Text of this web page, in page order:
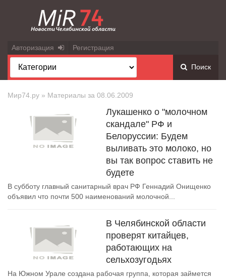
Авторизация Регистрация
Поиск
Мир74.ру » Материалы за 08.06.2009
Лукашенко о "молочном
скандале" РФ и
Белоруссии: Будем
выливать это молоко, но
вы так вопрос ставить не
будете
В субботу главный санитарный врач РФ Геннадий Онищенко
объявил что почти 500 наименований молочной...
В Челябинской области
проверят китайцев,
работающих на
сельхозугодьях
На Южном Урале создана рабочая группа, которая займется